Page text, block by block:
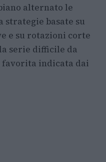
alternato le
strategie basate su
e su rotazioni corte
serie difficile da
indicata dai